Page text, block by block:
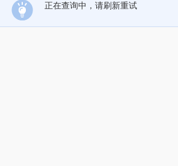
正在查询中，请刷新重试